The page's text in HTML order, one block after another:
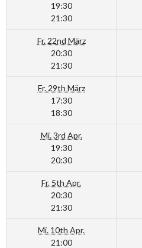
19:30
21:30
Fr. 22nd März
20:30
21:30
Fr. 29th März
17:30
18:30
Mi. 3rd Apr.
19:30
20:30
Fr. 5th Apr.
20:30
21:30
Mi. 10th Apr.
21:00